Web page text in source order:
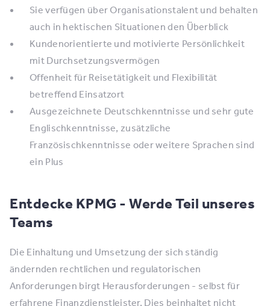
Sie verfügen über Organisationstalent und behalten
auch in hektischen Situationen den Überblick
Kundenorientierte und motivierte Persönlichkeit
mit Durchsetzungsvermögen
Offenheit für Reisetätigkeit und Flexibilität
betreffend Einsatzort
Ausgezeichnete Deutschkenntnisse und sehr gute
Englischkenntnisse, zusätzliche
Französischkenntnisse oder weitere Sprachen sind
ein Plus
Entdecke KPMG - Werde Teil unseres
Teams
Die Einhaltung und Umsetzung der sich ständig
ändernden rechtlichen und regulatorischen
Anforderungen birgt Herausforderungen - selbst für
erfahrene Finanzdienstleister. Dies beinhaltet nicht